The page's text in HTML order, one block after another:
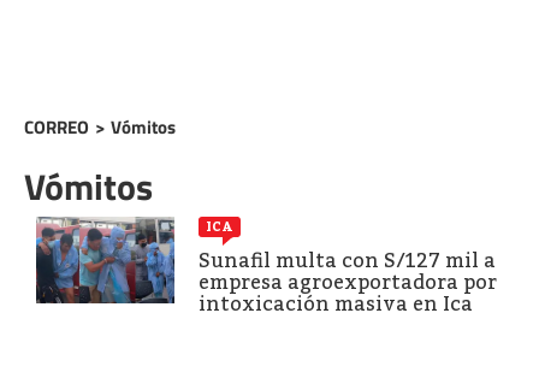
CORREO > Vómitos
Vómitos
ICA
Sunafil multa con S/127 mil a
empresa agroexportadora por
intoxicación masiva en Ica